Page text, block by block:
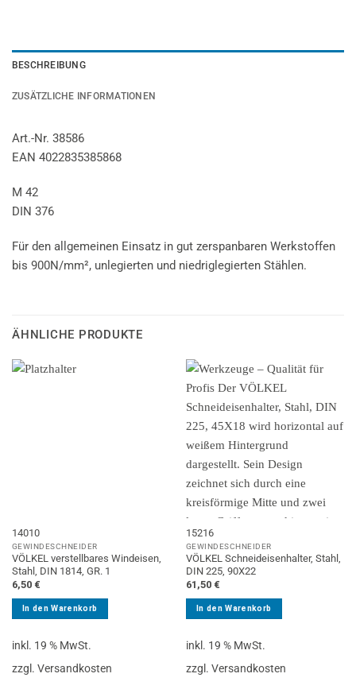
BESCHREIBUNG
ZUSÄTZLICHE INFORMATIONEN
Art.-Nr. 38586
EAN 4022835385868
M 42
DIN 376
Für den allgemeinen Einsatz in gut zerspanbaren Werkstoffen
bis 900N/mm², unlegierten und niedriglegierten Stählen.
ÄHNLICHE PRODUKTE
14010
GEWINDESCHNEIDER
VÖLKEL verstellbares Windeisen,
Stahl, DIN 1814, GR. 1
6,50 €
In den Warenkorb
inkl. 19 % MwSt.
zzgl. Versandkosten
15216
GEWINDESCHNEIDER
VÖLKEL Schneideisenhalter, Stahl,
DIN 225, 90X22
61,50 €
In den Warenkorb
inkl. 19 % MwSt.
zzgl. Versandkosten